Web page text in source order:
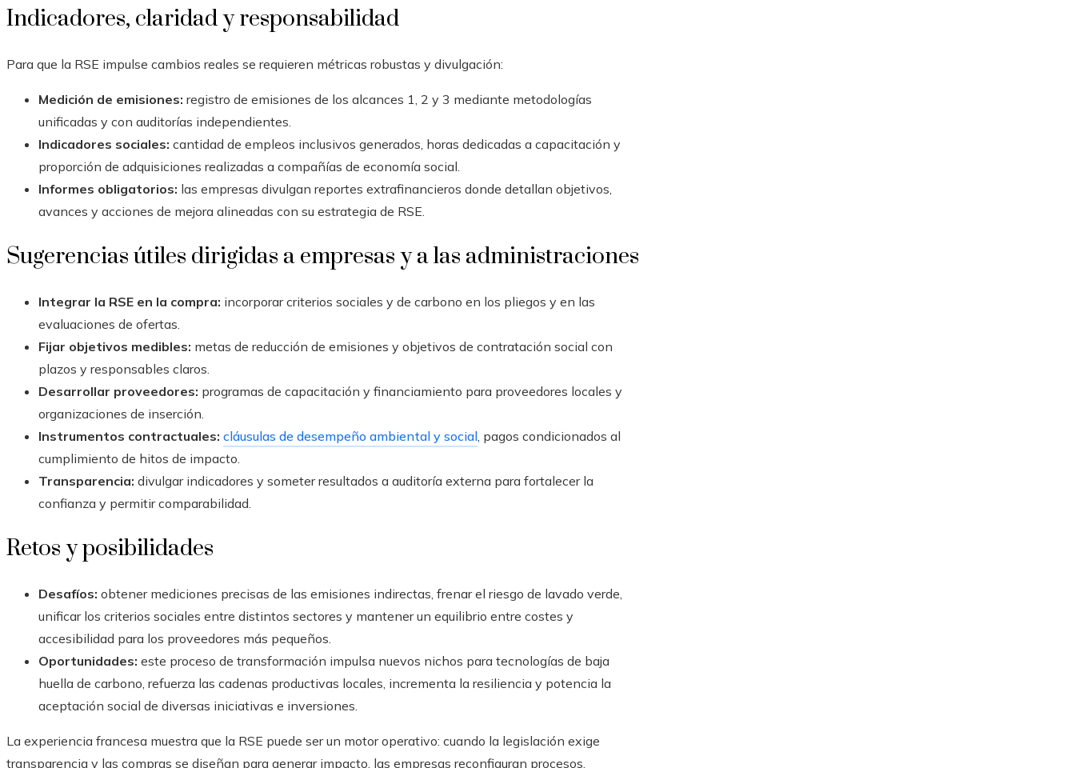
Indicadores, claridad y responsabilidad
Para que la RSE impulse cambios reales se requieren métricas robustas y divulgación:
Medición de emisiones: registro de emisiones de los alcances 1, 2 y 3 mediante metodologías
unificadas y con auditorías independientes.
Indicadores sociales: cantidad de empleos inclusivos generados, horas dedicadas a capacitación y
proporción de adquisiciones realizadas a compañías de economía social.
Informes obligatorios: las empresas divulgan reportes extrafinancieros donde detallan objetivos,
avances y acciones de mejora alineadas con su estrategia de RSE.
Sugerencias útiles dirigidas a empresas y a las administraciones
Integrar la RSE en la compra: incorporar criterios sociales y de carbono en los pliegos y en las
evaluaciones de ofertas.
Fijar objetivos medibles: metas de reducción de emisiones y objetivos de contratación social con
plazos y responsables claros.
Desarrollar proveedores: programas de capacitación y financiamiento para proveedores locales y
organizaciones de inserción.
Instrumentos contractuales: cláusulas de desempeño ambiental y social, pagos condicionados al
cumplimiento de hitos de impacto.
Transparencia: divulgar indicadores y someter resultados a auditoría externa para fortalecer la
confianza y permitir comparabilidad.
Retos y posibilidades
Desafíos: obtener mediciones precisas de las emisiones indirectas, frenar el riesgo de lavado verde,
unificar los criterios sociales entre distintos sectores y mantener un equilibrio entre costes y
accesibilidad para los proveedores más pequeños.
Oportunidades: este proceso de transformación impulsa nuevos nichos para tecnologías de baja
huella de carbono, refuerza las cadenas productivas locales, incrementa la resiliencia y potencia la
aceptación social de diversas iniciativas e inversiones.
La experiencia francesa muestra que la RSE puede ser un motor operativo: cuando la legislación exige
transparencia y las compras se diseñan para generar impacto, las empresas reconfiguran procesos,